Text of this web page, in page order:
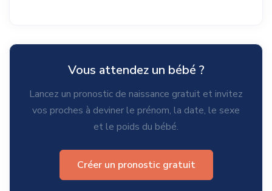
Vous attendez un bébé ?
Lancez un pronostic de naissance gratuit et invitez
vos proches à deviner le prénom, la date, le sexe
et le poids du bébé.
Créer un pronostic gratuit